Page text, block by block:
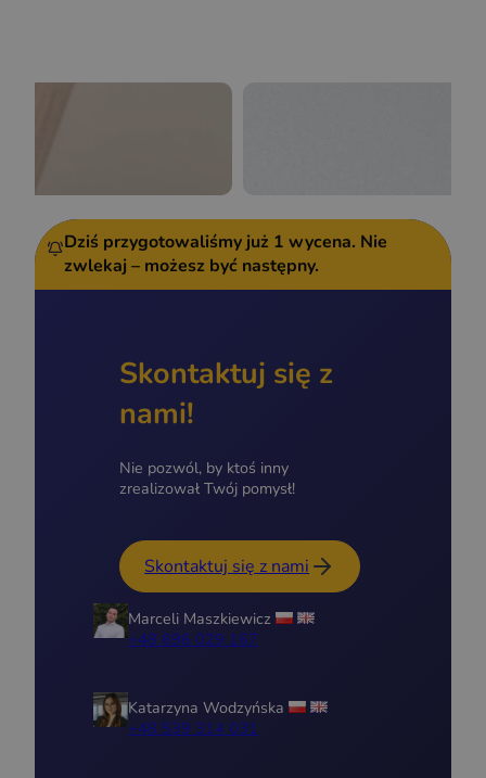
Dziś przygotowaliśmy już 1 wycena. Nie
zwlekaj – możesz być następny.
Skontaktuj się z
nami!
Nie pozwól, by ktoś inny
zrealizował Twój pomysł!
Skontaktuj się z nami
Marceli Maszkiewicz
+48 696 029 167
Katarzyna Wodzyńska
+48 539 314 031